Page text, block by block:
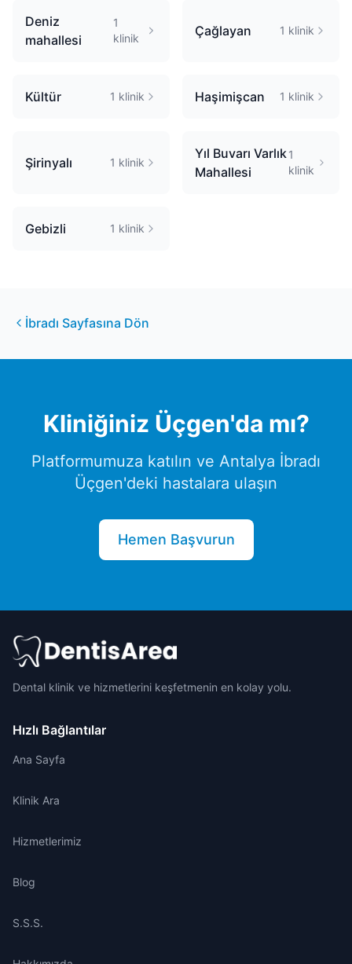
Deniz
mahallesi
1
klinik
Çağlayan 1 klinik
Kültür 1 klinik Haşimişcan 1 klinik
Şirinyalı 1 klinik
Yıl Buvarı Varlık
Mahallesi
1
klinik
Gebizli 1 klinik
İbradı Sayfasına Dön
Kliniğiniz Üçgen'da mı?
Platformumuza katılın ve Antalya İbradı
Üçgen'deki hastalara ulaşın
Hemen Başvurun
Dental klinik ve hizmetlerini keşfetmenin en kolay yolu.
Hızlı Bağlantılar
Ana Sayfa
Klinik Ara
Hizmetlerimiz
Blog
S.S.S.